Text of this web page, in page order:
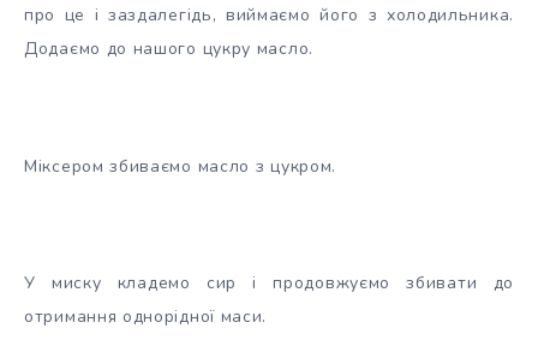
про це і заздалегідь, виймаємо його з холодильника.
Додаємо до нашого цукру масло.
Міксером збиваємо масло з цукром.
У миску кладемо сир і продовжуємо збивати до
отримання однорідної маси.